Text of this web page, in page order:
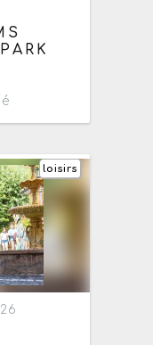
loisirs